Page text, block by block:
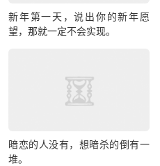
新年第一天，说出你的新年愿
望，那就一定不会实现。
暗恋的人没有，想暗杀的倒有一
堆。